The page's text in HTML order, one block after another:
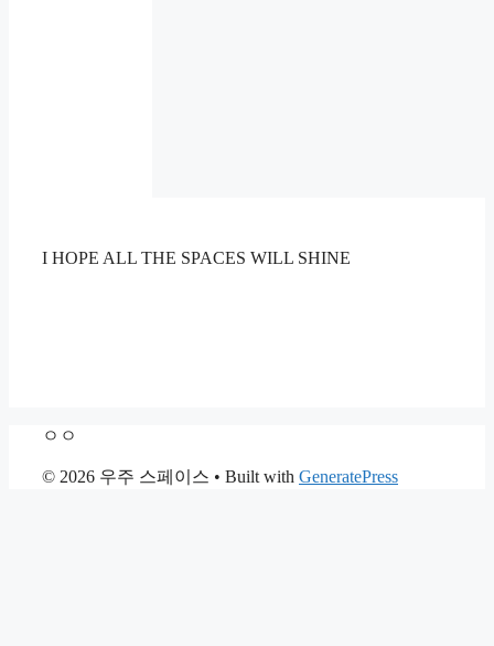
I HOPE ALL THE SPACES WILL SHINE
ㅇㅇ
© 2026 우주 스페이스 • Built with GeneratePress